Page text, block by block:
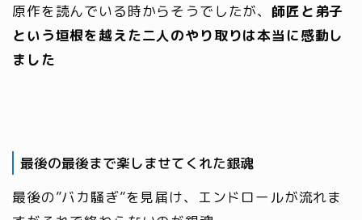
原作を読んでいる時からそうでしたが、師匠と弟子
という垣根を越えた二人のやり取りは本当に感動し
ました
最後の最後まで楽しませてくれた銀魂
最後の”バカ騒ぎ”を見届け、エンドロールが流れま